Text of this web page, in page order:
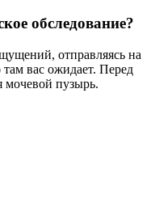
обследование?
отправляясь на
там вас ожидает. Перед
мочевой пузырь.